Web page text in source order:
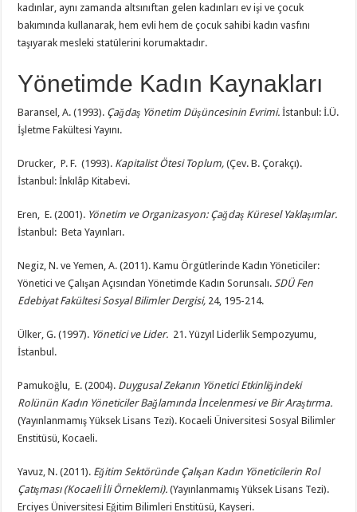
kadınlar, aynı zamanda altsınıftan gelen kadınları ev işi ve çocuk
bakımında kullanarak, hem evli hem de çocuk sahibi kadın vasfını
taşıyarak mesleki statülerini korumaktadır.
Yönetimde Kadın Kaynakları
Baransel, A. (1993). Çağdaş Yönetim Düşüncesinin Evrimi. İstanbul: İ.Ü.
İşletme Fakültesi Yayını.
Drucker, P. F. (1993). Kapitalist Ötesi Toplum, (Çev. B. Çorakçı).
İstanbul: İnkılâp Kitabevi.
Eren, E. (2001). Yönetim ve Organizasyon: Çağdaş Küresel Yaklaşımlar.
İstanbul: Beta Yayınları.
Negiz, N. ve Yemen, A. (2011). Kamu Örgütlerinde Kadın Yöneticiler:
Yönetici ve Çalışan Açısından Yönetimde Kadın Sorunsalı. SDÜ Fen
Edebiyat Fakültesi Sosyal Bilimler Dergisi, 24, 195-214.
Ülker, G. (1997). Yönetici ve Lider. 21. Yüzyıl Liderlik Sempozyumu,
İstanbul.
Pamukoğlu, E. (2004). Duygusal Zekanın Yönetici Etkinliğindeki
Rolünün Kadın Yöneticiler Bağlamında İncelenmesi ve Bir Araştırma.
(Yayınlanmamış Yüksek Lisans Tezi). Kocaeli Üniversitesi Sosyal Bilimler
Enstitüsü, Kocaeli.
Yavuz, N. (2011). Eğitim Sektöründe Çalışan Kadın Yöneticilerin Rol
Çatışması (Kocaeli İli Örneklemi). (Yayınlanmamış Yüksek Lisans Tezi).
Erciyes Üniversitesi Eğitim Bilimleri Enstitüsü, Kayseri.